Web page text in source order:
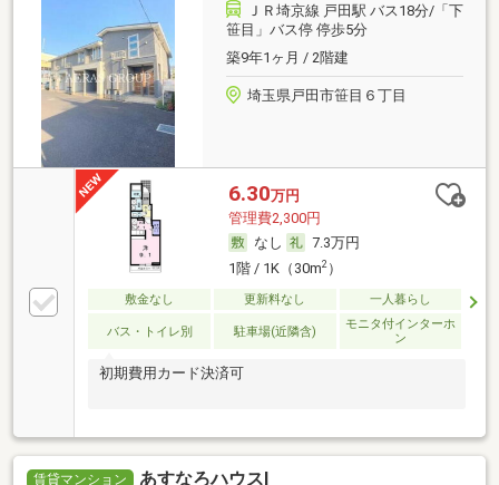
ＪＲ埼京線 戸田駅 バス18分/「下
笹目」バス停 停歩5分
築9年1ヶ月 / 2階建
埼玉県戸田市笹目６丁目
6.30万円
管理費2,300円
なし
7.3万円
1階 / 1K（30m2）
敷金なし 更新料なし 一人暮らし
バス・トイレ別 駐車場(近隣含)
モニタ付インターホ
ン
初期費用カード決済可
賃貸マンション あすなろハウスⅠ